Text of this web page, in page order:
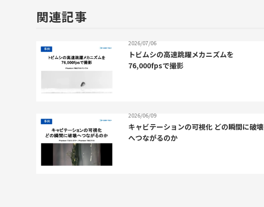
関連記事
2026/07/06
トビムシの高速跳躍メカニズムを
76,000fpsで撮影
2026/06/09
キャビテーションの可視化 どの瞬間に破壊
へつながるのか